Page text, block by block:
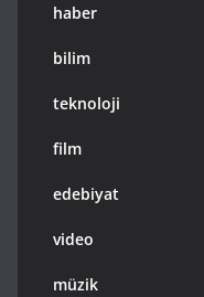
haber
bilim
teknoloji
film
edebiyat
video
müzik